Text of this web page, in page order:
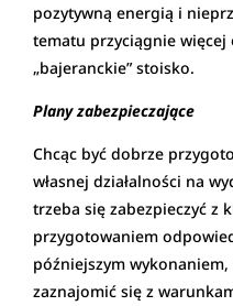
pozytywną energią i
tematu przyciągnie
„bajeranckie” stoisko.
Plany zabezpieczające
Chcąc być dobrze
własnej działalności na
trzeba się zabezpieczyć z
przygotowaniem
późniejszym
zaznajomić się z